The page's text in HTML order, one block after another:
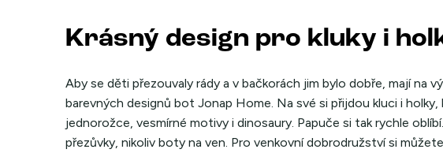
Krásný design pro kluky i
Aby se děti přezouvaly rády a v bačkorách jim bylo dobře, mají na
barevných designů bot Jonap Home. Na své si přijdou kluci i holky,
jednorožce, vesmírné motivy i dinosaury. Papuče si tak rychle
přezůvky, nikoliv boty na ven. Pro venkovní dobrodružství si